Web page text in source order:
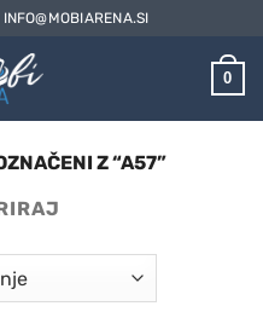
INFO@MOBIARENA.SI
0
Z “A57”